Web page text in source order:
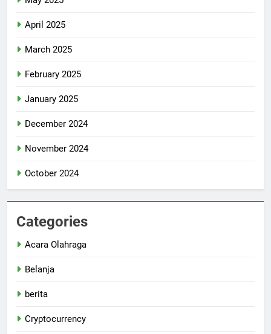
April 2025
March 2025
February 2025
January 2025
December 2024
November 2024
October 2024
Categories
Acara Olahraga
Belanja
berita
Cryptocurrency